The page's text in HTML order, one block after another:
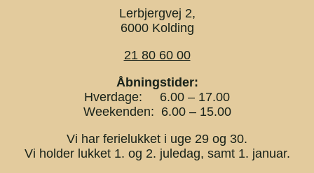
Lerbjergvej 2,
6000 Kolding
21 80 60 00
Åbningstider:
Hverdage: 6.00 – 17.00
Weekenden: 6.00 – 15.00
Vi har ferielukket i uge 29 og 30.
Vi holder lukket 1. og 2. juledag, samt 1. januar.